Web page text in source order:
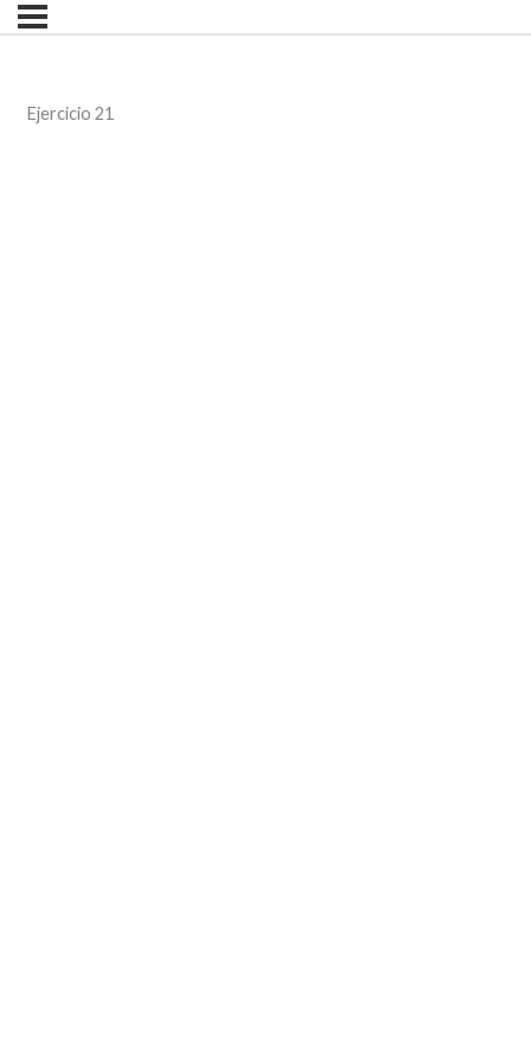
Ejercicio 21